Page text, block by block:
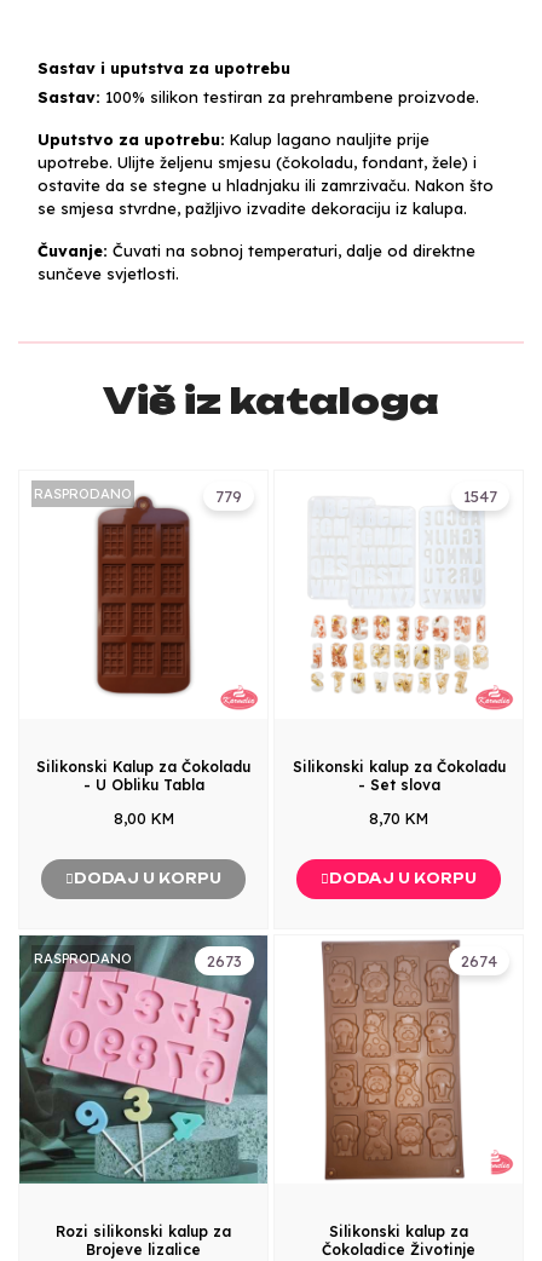
Sastav i uputstva za upotrebu
Sastav: 100% silikon testiran za prehrambene proizvode.
Uputstvo za upotrebu: Kalup lagano nauljite prije
upotrebe. Ulijte željenu smjesu (čokoladu, fondant, žele) i
ostavite da se stegne u hladnjaku ili zamrzivaču. Nakon što
se smjesa stvrdne, pažljivo izvadite dekoraciju iz kalupa.
Čuvanje: Čuvati na sobnoj temperaturi, dalje od direktne
sunčeve svjetlosti.
Više iz kataloga
779
RASPRODANO
Silikonski Kalup za Čokoladu
- U Obliku Tabla
8,00 KM
DODAJ U KORPU
1547
Silikonski kalup za Čokoladu
- Set slova
8,70 KM
DODAJ U KORPU
2673
RASPRODANO
Rozi silikonski kalup za
Brojeve lizalice
2674
Silikonski kalup za
Čokoladice Životinje